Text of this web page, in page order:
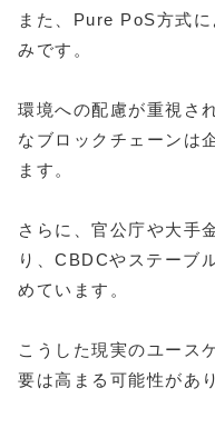
また、Pure PoS方式
みです。
環境への配慮が重視さ
なブロックチェーンは
ます。
さらに、官公庁や大手
り、CBDCやステーブ
めています。
こうした現実のユース
要は高まる可能性があ